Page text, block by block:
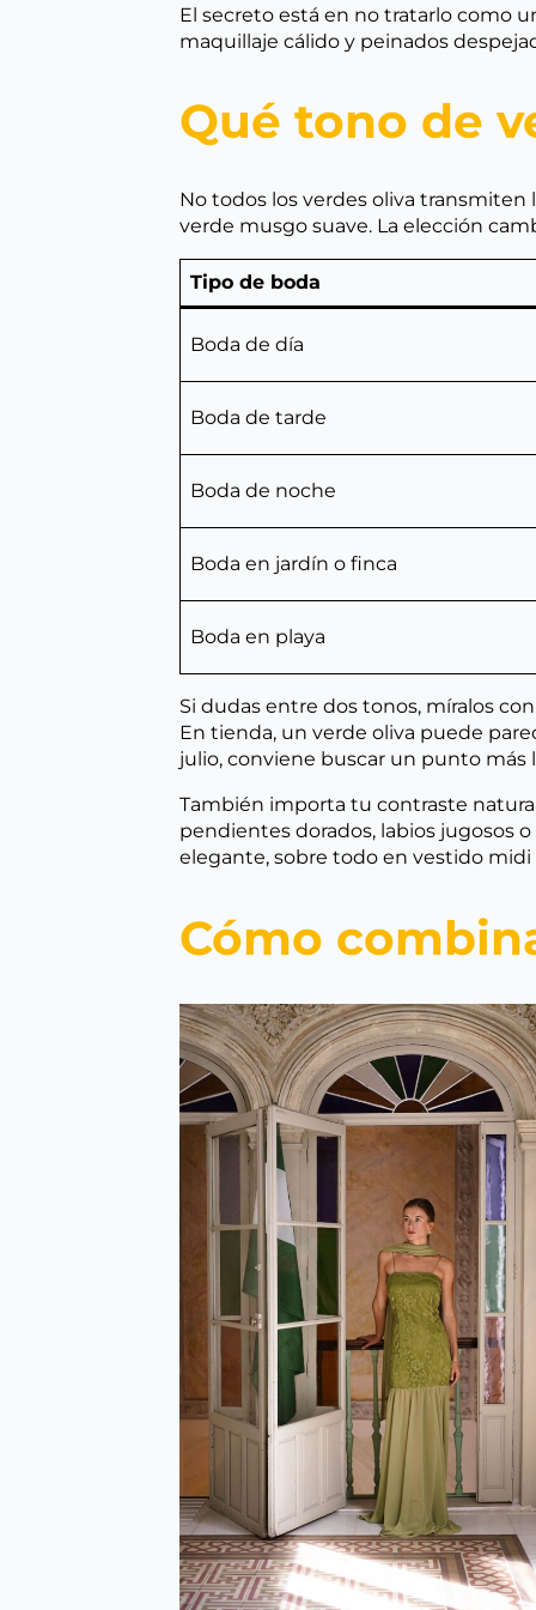
El secreto está en no tratarlo como
maquillaje cálido y peinados
Qué tono de
No todos los verdes oliva transmiten
verde musgo suave. La elección
Tipo de boda
Boda de día
Boda de tarde
Boda de noche
Boda en jardín o finca
Boda en playa
Si dudas entre dos tonos, míralos
En tienda, un verde oliva puede
julio, conviene buscar un punto
También importa tu contraste
pendientes dorados, labios jugosos
elegante, sobre todo en vestido midi
Cómo